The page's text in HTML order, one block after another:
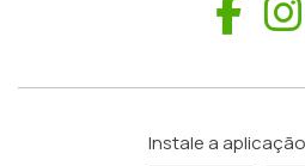
Instale a aplicação